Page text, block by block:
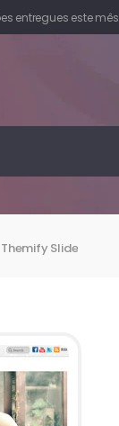
entregues este mês
Themify Slide